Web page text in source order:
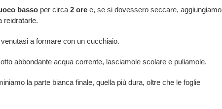
bassoper circa 2 oree, se si dovessero seccare, aggiungiamo
reidratarle.
a formare con un cucchiaio.
abbondante acqua corrente, lasciamole scolare e puliamole.
la parte bianca finale, quella più dura, oltre che le foglie